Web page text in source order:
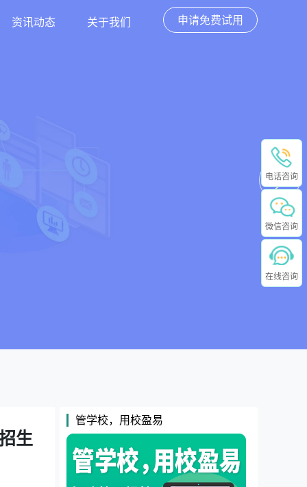
资讯动态 关于我们 申请免费试用
生
管学校，用校盈易
电话咨询
微信咨询
在线咨询